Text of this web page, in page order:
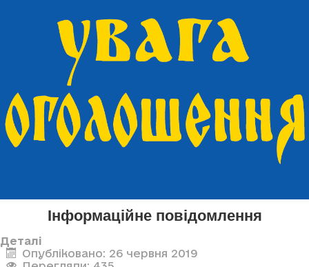
Інформаційне повідомлення
Деталі
Опубліковано: 26 червня 2019